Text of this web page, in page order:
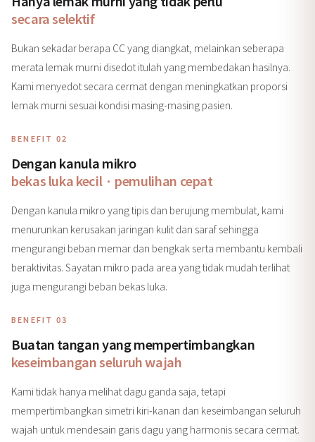
secara selektif
Bukan sekadar berapa CC yang diangkat, melainkan seberapa
merata lemak murni disedot itulah yang membedakan hasilnya.
Kami menyedot secara cermat dengan meningkatkan proporsi
lemak murni sesuai kondisi masing-masing pasien.
BENEFIT 02
Dengan kanula mikro
bekas luka kecil · pemulihan cepat
Dengan kanula mikro yang tipis dan berujung membulat, kami
menurunkan kerusakan jaringan kulit dan saraf sehingga
mengurangi beban memar dan bengkak serta membantu kembali
beraktivitas. Sayatan mikro pada area yang tidak mudah terlihat
juga mengurangi beban bekas luka.
BENEFIT 03
Buatan tangan yang mempertimbangkan
keseimbangan seluruh wajah
Kami tidak hanya melihat dagu ganda saja, tetapi
mempertimbangkan simetri kiri-kanan dan keseimbangan seluruh
wajah untuk mendesain garis dagu yang harmonis secara cermat.